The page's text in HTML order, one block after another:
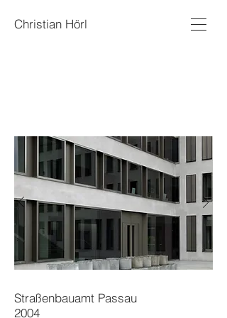
Christian Hörl
Straßenbauamt Passau
2004